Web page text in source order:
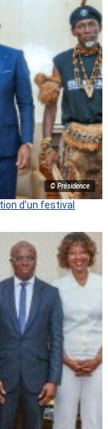
© Présidence
d’un festival